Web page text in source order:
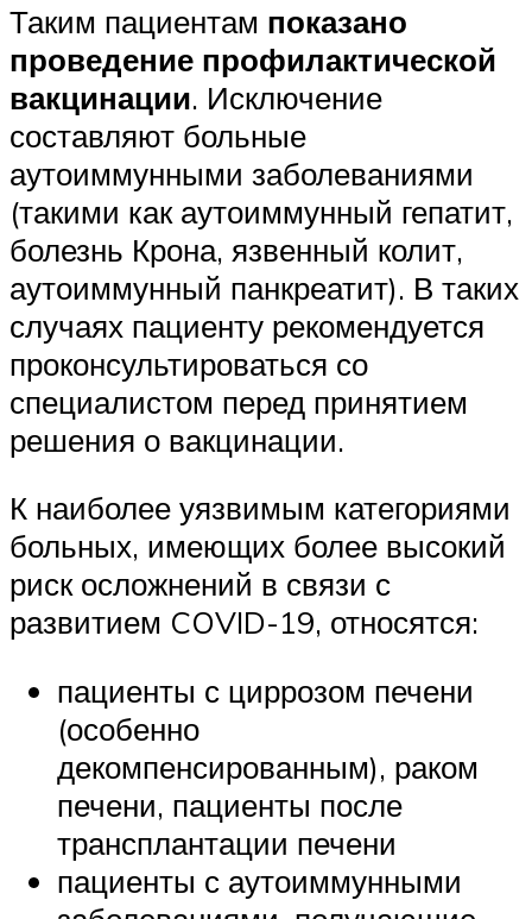
Таким пациентам показано
проведение профилактической
вакцинации. Исключение
составляют больные
аутоиммунными заболеваниями
(такими как аутоиммунный гепатит,
болезнь Крона, язвенный колит,
аутоиммунный панкреатит). В таких
случаях пациенту рекомендуется
проконсультироваться со
специалистом перед принятием
решения о вакцинации.
К наиболее уязвимым категориями
больных, имеющих более высокий
риск осложнений в связи с
развитием COVID-19, относятся:
пациенты с циррозом печени
(особенно
декомпенсированным), раком
печени, пациенты после
трансплантации печени
пациенты с аутоиммунными